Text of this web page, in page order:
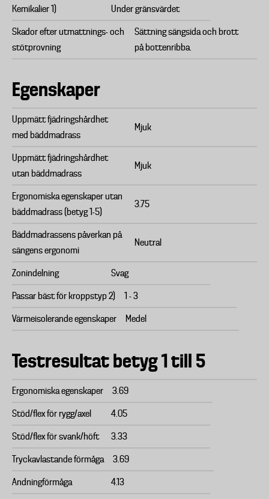
Kemikalier 1) Under gränsvärdet
Skador efter utmattnings- och
stötprovning
Sättning sängsida och brott
på bottenribba.
Egenskaper
Uppmätt fjädringshårdhet
med bäddmadrass
Mjuk
Uppmätt fjädringshårdhet
utan bäddmadrass
Mjuk
Ergonomiska egenskaper utan
bäddmadrass (betyg 1-5)
3.75
Bäddmadrassens påverkan på
sängens ergonomi
Neutral
Zonindelning Svag
Passar bäst för kroppstyp 2) 1 - 3
Värmeisolerande egenskaper Medel
Testresultat betyg 1 till 5
Ergonomiska egenskaper 3.69
Stöd/flex för rygg/axel 4.05
Stöd/flex för svank/höft 3.33
Tryckavlastande förmåga 3.69
Andningförmåga 4.13